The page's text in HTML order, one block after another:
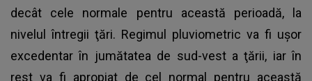
decât cele normale pentru această perioadă, la
nivelul întregii ţări. Regimul pluviometric va fi uşor
excedentar în jumătatea de sud-vest a ţării, iar în
rest va fi apropiat de cel normal pentru această